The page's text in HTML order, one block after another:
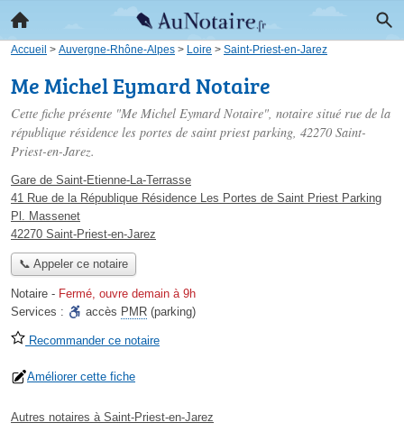
Accueil > Auvergne-Rhône-Alpes > Loire > Saint-Priest-en-Jarez
Me Michel Eymard Notaire
Cette fiche présente "Me Michel Eymard Notaire", notaire situé rue de la
république résidence les portes de saint priest parking, 42270 Saint-
Priest-en-Jarez.
Gare de Saint-Etienne-La-Terrasse
41 Rue de la République Résidence Les Portes de Saint Priest Parking
Pl. Massenet
42270 Saint-Priest-en-Jarez
📞 Appeler ce notaire
Notaire - Fermé, ouvre demain à 9h
Services :
accès PMR (parking)
Recommander ce notaire
Améliorer cette fiche
Autres notaires à Saint-Priest-en-Jarez